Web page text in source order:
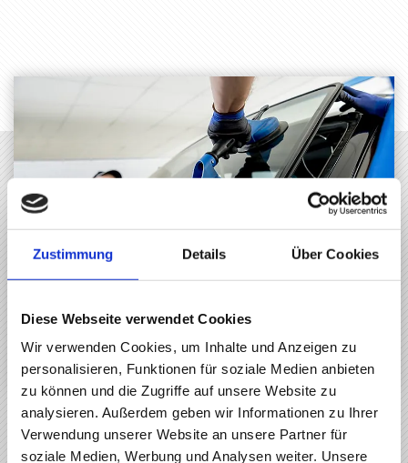
Zustimmung Details Über Cookies
Diese Webseite verwendet Cookies
Wir verwenden Cookies, um Inhalte und Anzeigen zu
personalisieren, Funktionen für soziale Medien anbieten
zu können und die Zugriffe auf unsere Website zu
analysieren. Außerdem geben wir Informationen zu Ihrer
Verwendung unserer Website an unsere Partner für
soziale Medien, Werbung und Analysen weiter. Unsere
SCHEIBENAUSTAUSCH
Wir ersetzten Ihre Autoscheibe in höchster
Erstausrüster-Qualität, sowohl bei den